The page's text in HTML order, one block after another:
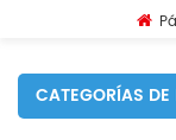
CATEGORÍAS